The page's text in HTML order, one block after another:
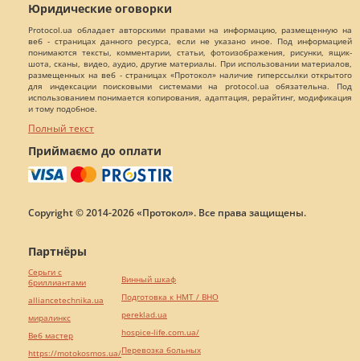
Юридические оговорки
Protocol.ua обладает авторскими правами на информацию, размещенную на
веб - страницах данного ресурса, если не указано иное. Под информацией
понимаются тексты, комментарии, статьи, фотоизображения, рисунки, ящик-
шота, сканы, видео, аудио, другие материалы. При использовании материалов,
размещенных на веб - страницах «Протокол» наличие гиперссылки открытого
для индексации поисковыми системами на protocol.ua обязательна. Под
использованием понимается копирования, адаптация, рерайтинг, модификация
и тому подобное.
Полный текст
Приймаємо до оплати
Copyright © 2014-2026 «Протокол». Все права защищены.
Партнёры
Серьги с
бриллиантами
alliancetechnika.ua
миралинкс
Веб мастер
https://motokosmos.ua/
Винный шкаф
Подготовка к НМТ / ВНО
pereklad.ua
hospice-life.com.ua/
Перевозка больных